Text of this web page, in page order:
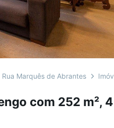
Rua Marquês de Abrantes
com 252 m², 4